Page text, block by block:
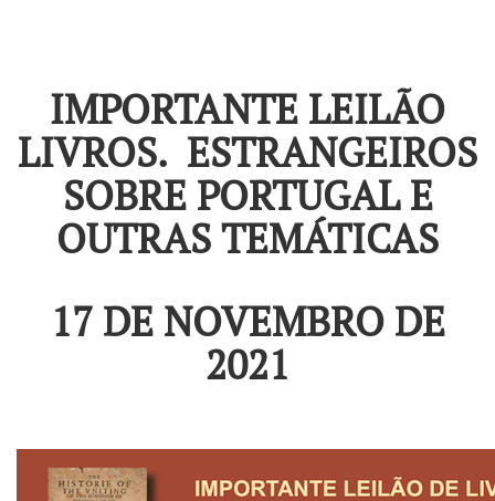
IMPORTANTE LEILÃO
LIVROS. ESTRANGEIROS
SOBRE PORTUGAL E
OUTRAS TEMÁTICAS
17 DE NOVEMBRO DE
2021